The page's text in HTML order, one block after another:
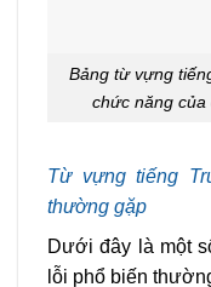
Bảng từ vựng
chức năng
Từ vựng tiếng
thường gặp
Dưới đây là một
lỗi phổ biến